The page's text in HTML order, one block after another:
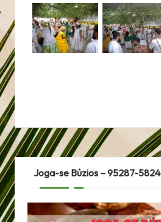
Joga-se Búzios – 95287-5824